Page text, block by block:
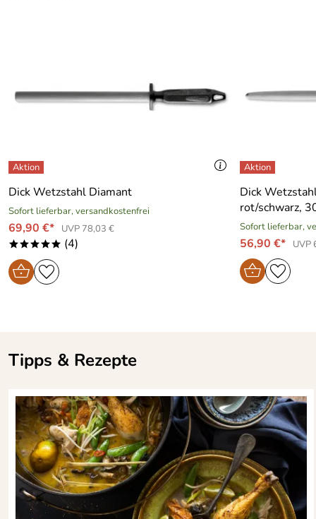
Dick Wetzstahl Diamant
Sofort lieferbar, versandkostenfrei
69,90 €* UVP 78,03 €
***** (4)
Dick
rot/schwarz,
Sofort lieferbar,
56,90 €* UVP
Tipps & Rezepte